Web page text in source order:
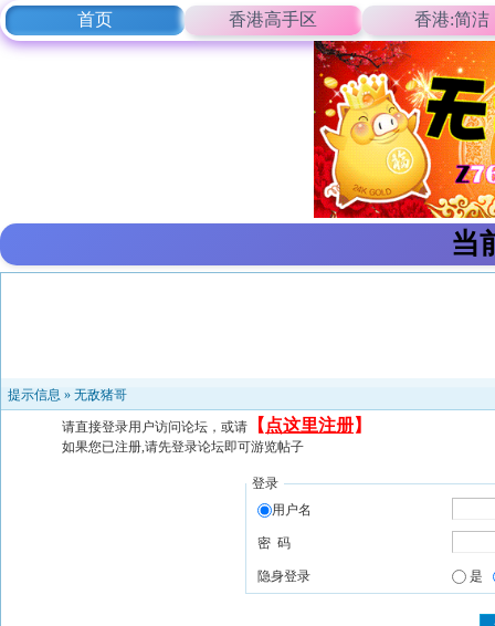
首页 香港高手区 香港:简洁
当
提示信息 » 无敌猪哥
请直接登录用户访问论坛，或请 【 点这里注册】
如果您已注册,请先登录论坛即可游览帖子
登录
用户名
密 码
隐身登录 是